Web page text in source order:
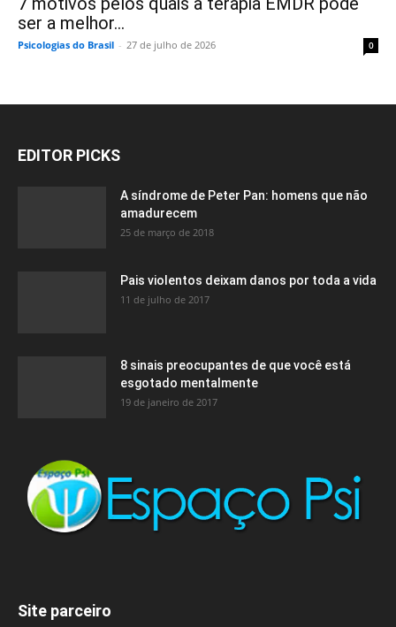
ser a melhor...
Psicologias do Brasil - 27 de julho de 2026 0
EDITOR PICKS
A síndrome de Peter Pan: homens que não
amadurecem
25 de março de 2018
Pais violentos deixam danos por toda a vida
11 de julho de 2017
8 sinais preocupantes de que você está
esgotado mentalmente
19 de janeiro de 2017
Site parceiro